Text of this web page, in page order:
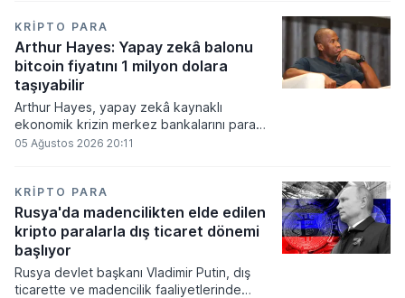
açıklanacak enflasyon rakamlarına ve
küresel gelişmelere çevrildi.
KRIPTO PARA
Arthur Hayes: Yapay zekâ balonu
bitcoin fiyatını 1 milyon dolara
taşıyabilir
Arthur Hayes, yapay zekâ kaynaklı
ekonomik krizin merkez bankalarını para
basmaya zorlayacağını ve bu durumun
kayıplarının tetikleyeceği kredi krizinin
küresel likidite artışına yol açacağını belirtti
ve bitcoinin bu süreçte en hızlı tepki veren
varlık olacağı vurguladı.
05 Ağustos 2026 20:11
KRIPTO PARA
Rusya'da madencilikten elde edilen
kripto paralarla dış ticaret dönemi
başlıyor
Rusya devlet başkanı Vladimir Putin, dış
ticarette ve madencilik faaliyetlerinde